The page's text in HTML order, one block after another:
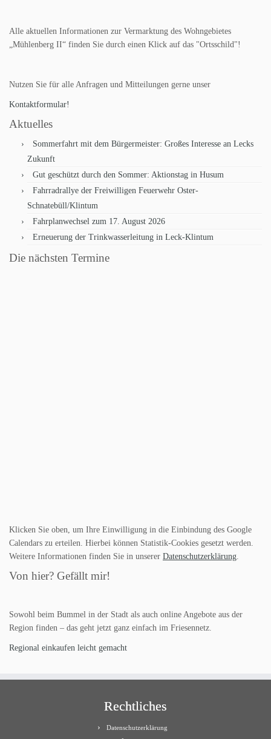
Alle aktuellen Informationen zur Vermarktung des Wohngebietes
„Mühlenberg II“ finden Sie durch einen Klick auf das "Ortsschild"!
Nutzen Sie für alle Anfragen und Mitteilungen gerne unser
Kontaktformular!
Aktuelles
Sommerfahrt mit dem Bürgermeister: Großes Interesse an Lecks
Zukunft
Gut geschützt durch den Sommer: Aktionstag in Husum
Fahrradrallye der Freiwilligen Feuerwehr Oster-
Schnatebüll/Klintum
Fahrplanwechsel zum 17. August 2026
Erneuerung der Trinkwasserleitung in Leck-Klintum
Die nächsten Termine
Klicken Sie oben, um Ihre Einwilligung in die Einbindung des Google
Calendars zu erteilen. Hierbei können Statistik-Cookies gesetzt werden.
Weitere Informationen finden Sie in unserer Datenschutzerklärung.
Von hier? Gefällt mir!
Sowohl beim Bummel in der Stadt als auch online Angebote aus der
Region finden – das geht jetzt ganz einfach im Friesennetz.
Regional einkaufen leicht gemacht
Rechtliches
Datenschutzerklärung